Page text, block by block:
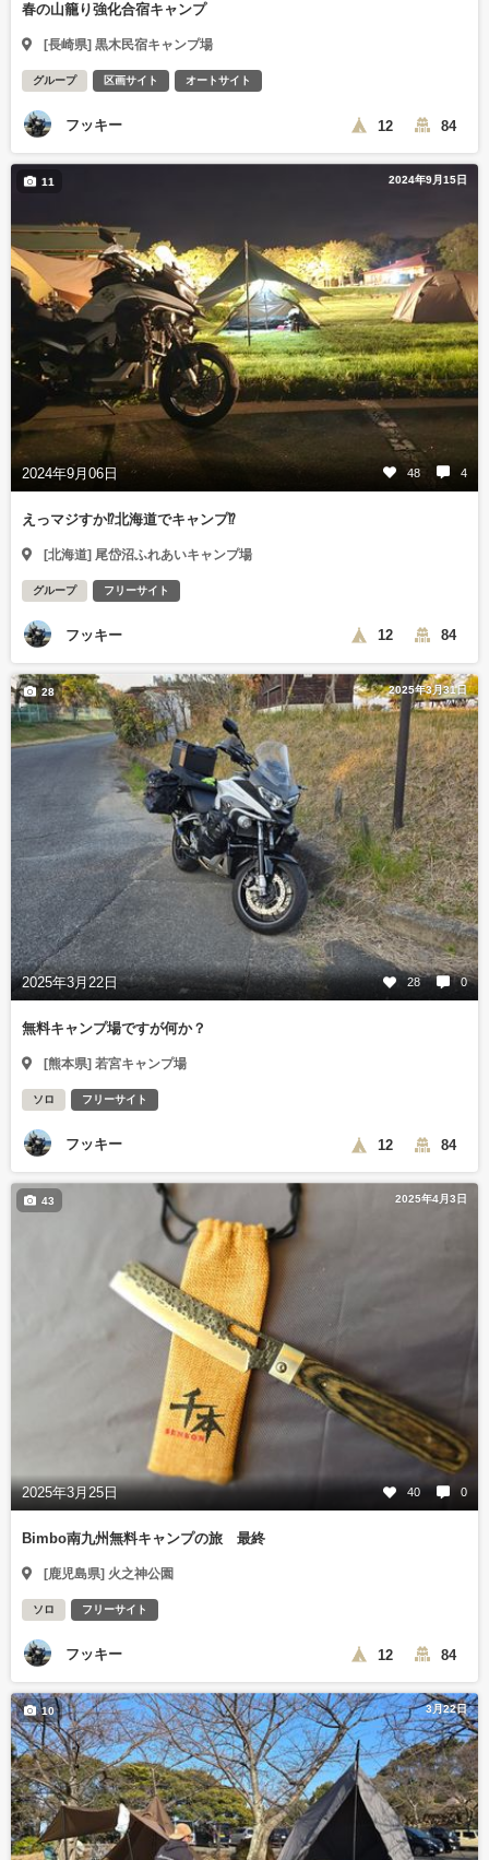
春の山籠り強化合宿キャンプ
[長崎県] 黒木民宿キャンプ場
グループ 区画サイト オートサイト
フッキー 12 84
2024年9月15日
2024年9月06日 48 4
11
えっマジすか⁉️北海道でキャンプ⁉️
[北海道] 尾岱沼ふれあいキャンプ場
グループ フリーサイト
フッキー 12 84
2025年3月31日
2025年3月22日 28 0
28
無料キャンプ場ですが何か？
[熊本県] 若宮キャンプ場
ソロ フリーサイト
フッキー 12 84
2025年4月3日
2025年3月25日 40 0
43
Bimbo南九州無料キャンプの旅 最終
[鹿児島県] 火之神公園
ソロ フリーサイト
フッキー 12 84
3月22日
10